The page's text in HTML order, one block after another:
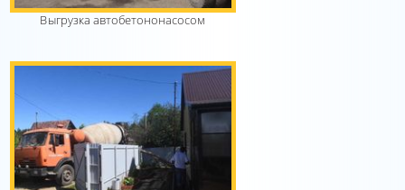
Выгрузка автобетононасосом